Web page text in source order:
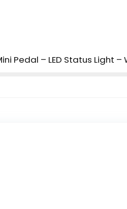
Pedal – LED Status Light